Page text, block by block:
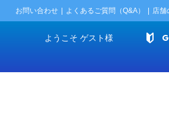
お問い合わせ よくあるご質問（Q&A） 店舗
ようこそ ゲスト様